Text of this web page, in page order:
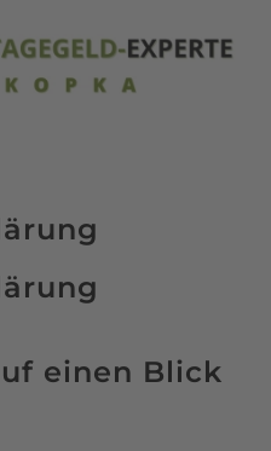
einen Blick